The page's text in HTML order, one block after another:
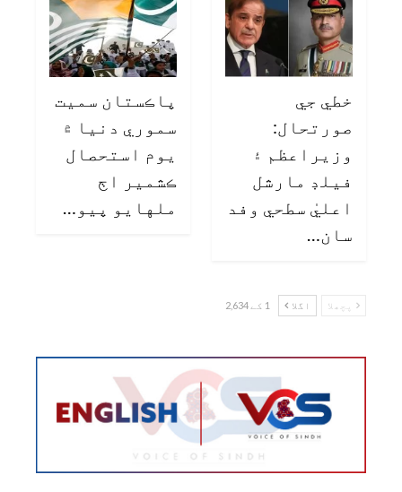
خطي جي
صورتحال:
وزيراعظم ۽
فيلڊ مارشل
اعليٰ سطحي وفد
سان…
پاڪستان سميت
سموري دنيا ۾
يوم استحصال
ڪشمير اڄ
ملهايو پيو…
پچھلا اگلا 1 کے 2,634